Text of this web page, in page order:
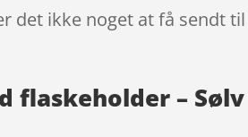
det ikke noget at få sendt til
flaskeholder – Sølv